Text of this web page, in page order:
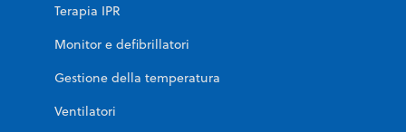
Terapia IPR
Monitor e defibrillatori
Gestione della temperatura
Ventilatori